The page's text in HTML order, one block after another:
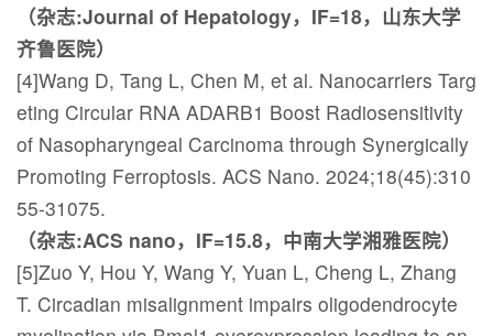
（杂志:Journal of Hepatology，IF=18，山东大学
齐鲁医院）
[4]Wang D, Tang L, Chen M, et al. Nanocarriers Targ
eting Circular RNA ADARB1 Boost Radiosensitivity
of Nasopharyngeal Carcinoma through Synergically
Promoting Ferroptosis. ACS Nano. 2024;18(45):310
55-31075.
（杂志:ACS nano，IF=15.8，中南大学湘雅医院）
[5]Zuo Y, Hou Y, Wang Y, Yuan L, Cheng L, Zhang
T. Circadian misalignment impairs oligodendrocyte